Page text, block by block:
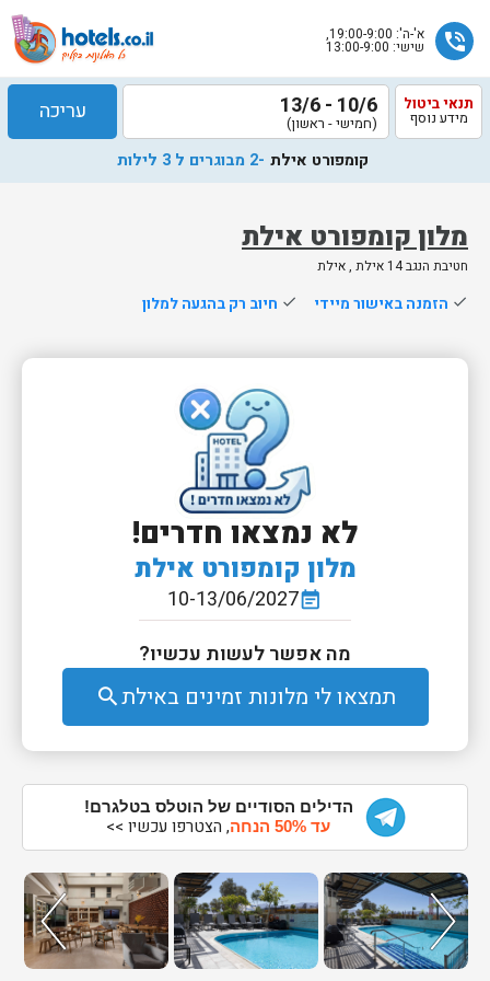
phone_in_talk א'-ה': 19:00-9:00,
שישי: 13:00-9:00
מלון קומפורט אילת
חטיבת הנגב 14 אילת , אילת
תנאי ביטול
מידע נוסף 10/6 - 13/6
(חמישי - ראשון) עריכה
קומפורט אילת -2 מבוגרים ל 3 לילות
done הזמנה באישור מיידי done חיוב רק בהגעה למלון
לא נמצאו חדרים!
מלון קומפורט אילת
event_note
10-13/06/2027
מה אפשר לעשות עכשיו?
תמצאו לי מלונות זמינים באילתsearch
הדילים הסודיים של הוטלס בטלגרם!
עד 50% הנחה
, הצטרפו עכשיו >>
שלח